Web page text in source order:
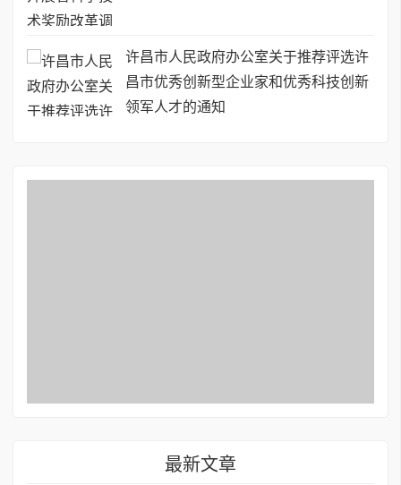
许昌市人民政府办公室关于推荐评选许
昌市优秀创新型企业家和优秀科技创新
领军人才的通知
最新文章